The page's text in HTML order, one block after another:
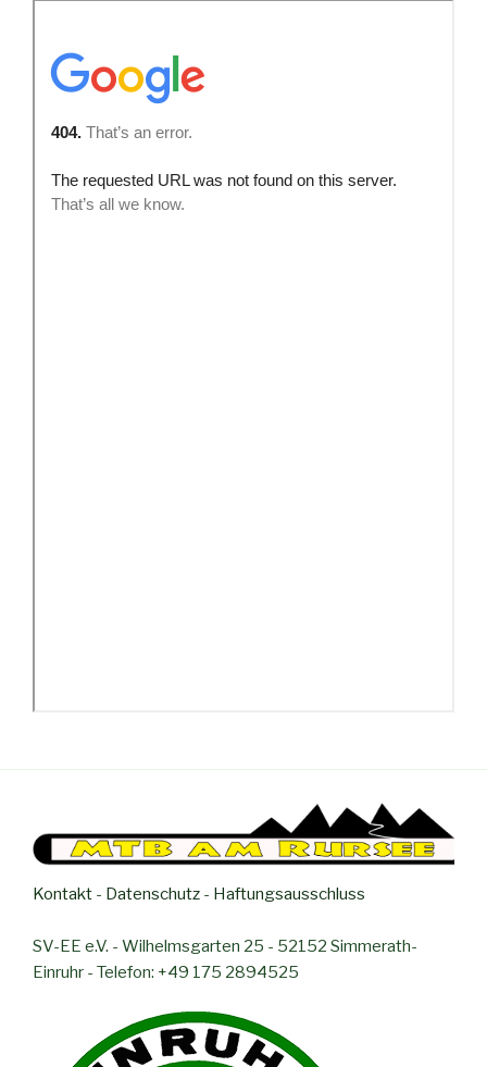
Kontakt - Datenschutz - Haftungsausschluss
SV-EE e.V. - Wilhelmsgarten 25 - 52152 Simmerath-
Einruhr - Telefon: +49 175 2894525